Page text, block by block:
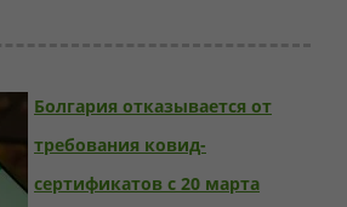
Болгария отказывается от
требования ковид-
сертификатов с 20 марта